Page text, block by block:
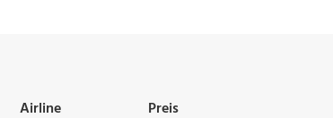
Airline Preis